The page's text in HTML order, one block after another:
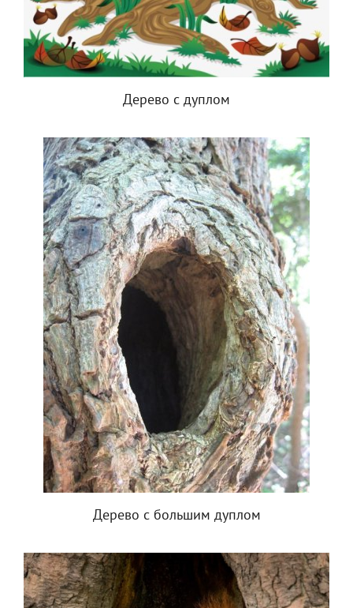
Дерево с дуплом
Дерево с большим дуплом